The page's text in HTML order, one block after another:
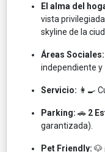
El alma del
vista
skyline de la
Áreas Sociales:
independiente y
Servicio: 👩‍🍳
Parking: 🚗 2
garantizada).
Pet Friendly: 🐶